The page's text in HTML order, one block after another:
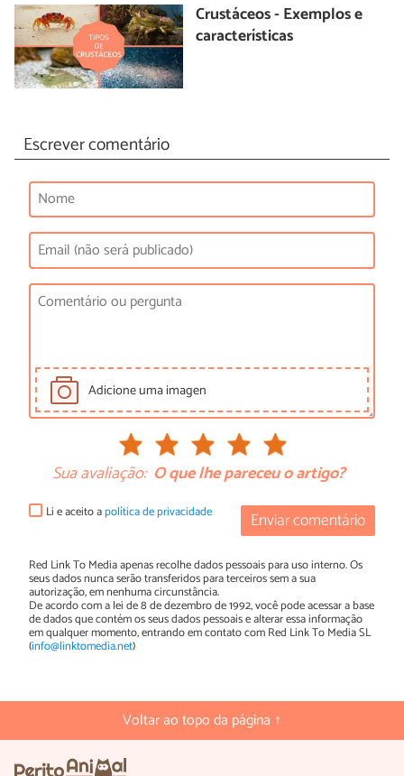
Crustáceos - Exemplos e
características
Escrever comentário
Adicione uma imagen
Sua avaliação: O que lhe pareceu o artigo?
Enviar comentário
Li e aceito apolítica de privacidade
Red Link To Media apenas recolhe dados pessoais para uso interno. Os
seus dados nunca serão transferidos para terceiros sem a sua
autorização, em nenhuma circunstância.
De acordo com a lei de 8 de dezembro de 1992, você pode acessar a base
de dados que contém os seus dados pessoais e alterar essa informação
em qualquer momento, entrando em contato com Red Link To Media SL
(info@linktomedia.net)
Voltar ao topo da página ↑